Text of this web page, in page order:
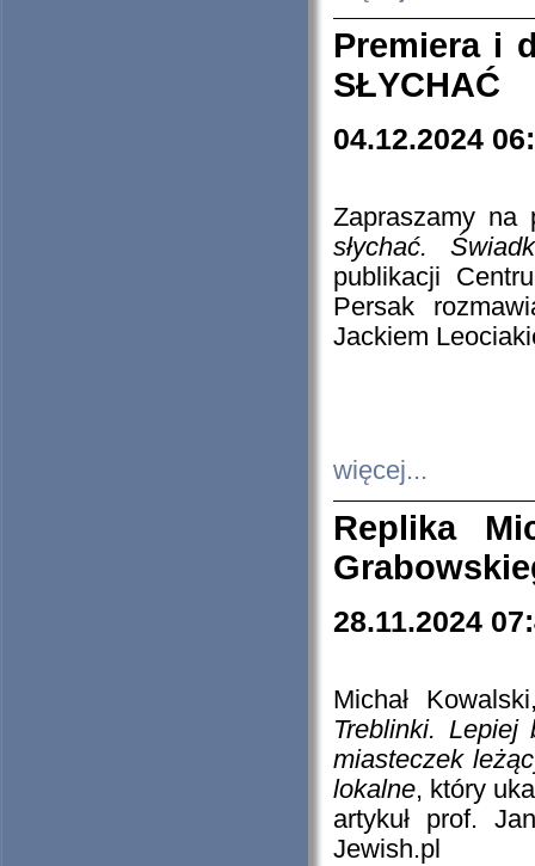
Premiera i
SŁYCHAĆ
04.12.2024
Zapraszamy
słychać.
publikacji
Persak
Jackiem
więcej...
Replika
28.11.2024
Michał
Treblinki. Lepiej
miasteczek
lokalne, który
artykuł prof.
Jewish.pl